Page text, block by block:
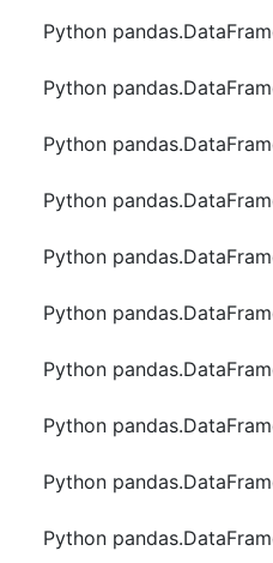
Python
Python
Python
Python
Python
Python
Python
Python